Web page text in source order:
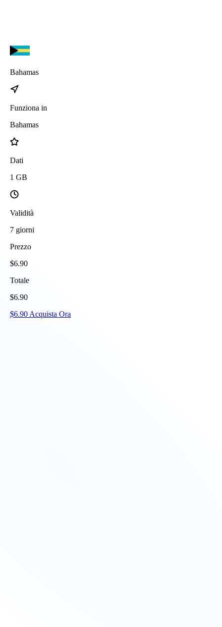
Bahamas
Funziona in
Bahamas
Dati
1 GB
Validità
7 giorni
Prezzo
$6.90
Totale
$6.90
$6.90 Acquista Ora